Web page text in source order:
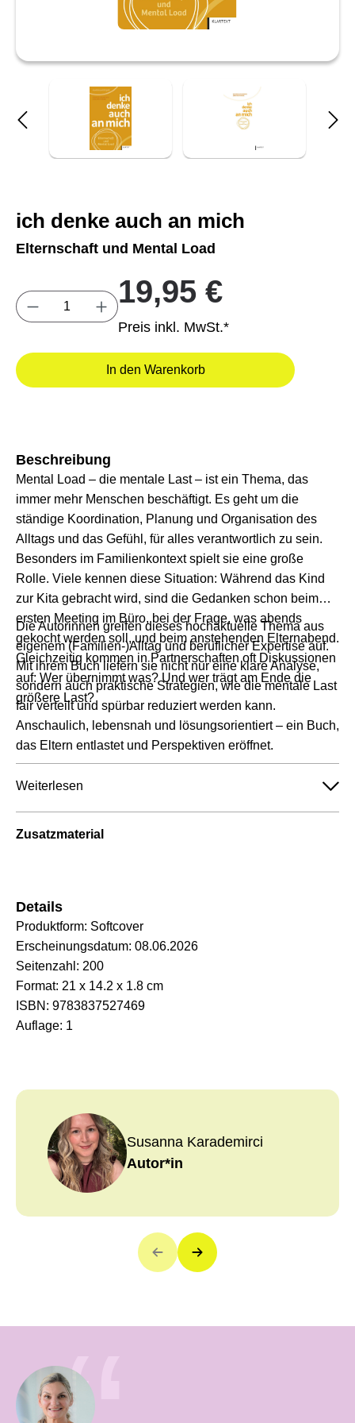
ich denke auch an mich
Elternschaft und Mental Load
Produkt Anzahl: Gib den gewünschten
19,95 €
Preis inkl. MwSt.*
In den Warenkorb
Beschreibung
Mental Load – die mentale Last – ist ein Thema, das
immer mehr Menschen beschäftigt. Es geht um die
ständige Koordination, Planung und Organisation des
Alltags und das Gefühl, für alles verantwortlich zu sein.
Besonders im Familienkontext spielt sie eine große
Rolle. Viele kennen diese Situation: Während das Kind
zur Kita gebracht wird, sind die Gedanken schon beim
ersten Meeting im Büro, bei der Frage, was abends
gekocht werden soll, und beim anstehenden Elternabend.
Gleichzeitig kommen in Partnerschaften oft Diskussionen
auf: Wer übernimmt was? Und wer trägt am Ende die
größere Last?
Die Autorinnen greifen dieses hochaktuelle Thema aus
eigenem (Familien-)Alltag und beruflicher Expertise auf.
Mit ihrem Buch liefern sie nicht nur eine klare Analyse,
sondern auch praktische Strategien, wie die mentale Last
fair verteilt und spürbar reduziert werden kann.
Anschaulich, lebensnah und lösungsorientiert – ein Buch,
das Eltern entlastet und Perspektiven eröffnet.
Weiterlesen
Zusatzmaterial
Details
Produktform: Softcover
Erscheinungsdatum: 08.06.2026
Seitenzahl: 200
Format: 21 x 14.2 x 1.8 cm
ISBN: 9783837527469
Auflage: 1
Susanna Karademirci
Autor*in